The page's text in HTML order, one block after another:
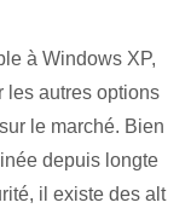
à Windows XP,
les autres options
le marché. Bien
depuis longte
il existe des alt